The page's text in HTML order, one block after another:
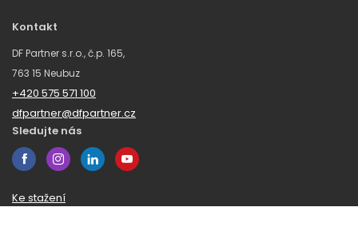
Kontakt
DF Partner s.r.o., č.p. 165,
763 15 Neubuz
+420 575 571 100
dfpartner@dfpartner.cz
Sledujte nás
Ke stažení